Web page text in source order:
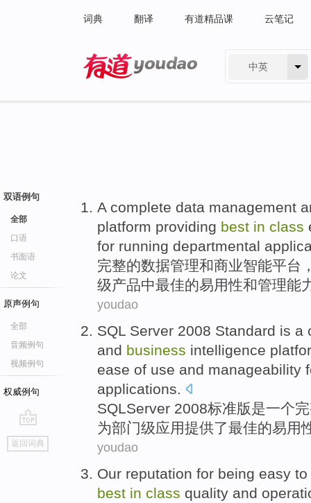
词典 翻译 有道精品课 云笔记
中英
双语例句
全部
口语
书面语
论文
原声例句
全部
音频例句
视频例句
权威例句
go
top
返回词典
A complete data management
platform providing best in class
for running departmental
完整的数据管理和商业智能平台
级产品中最佳的易用性和管理能
youdao
SQL Server 2008 Standard is a
and business intelligence
ease of use and manageability
applications.
SQLServer 2008标准版是一个
为部门级应用提供了最佳的易用
youdao
Our reputation for being easy
best in class quality and